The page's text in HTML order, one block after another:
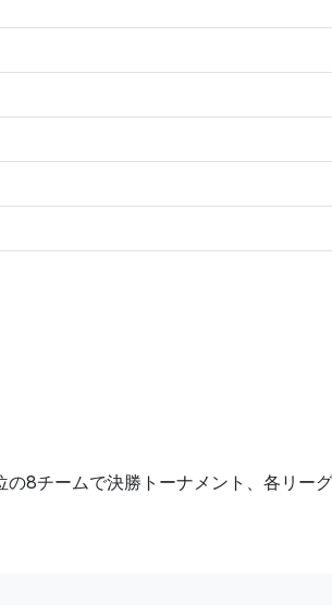
8チームで決勝トーナメント、各リー